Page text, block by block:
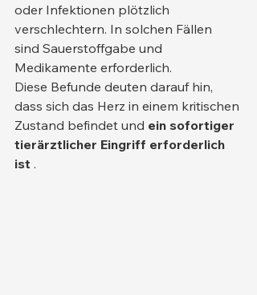
oder Infektionen plötzlich
verschlechtern. In solchen Fällen
sind Sauerstoffgabe und
Medikamente erforderlich.
Diese Befunde deuten darauf hin,
dass sich das Herz in einem kritischen
Zustand befindet und ein sofortiger
tierärztlicher Eingriff erforderlich
ist .